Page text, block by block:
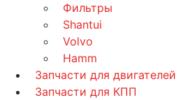
Фильтры
Shantui
Volvo
Hamm
Запчасти для двигателей
Запчасти для КПП